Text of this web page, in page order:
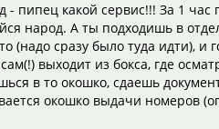
- пипец какой сервис!!! За 1
народ. А ты подходишь в
сразу было туда идти), и
выходит из бокса, где
в то окошко, сдаешь
окошко выдачи номеров